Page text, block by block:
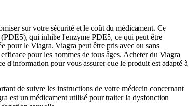
sur votre sécurité et le coût du médicament. Ce
qui inhibe l'enzyme PDE5, ce qui peut être
pour le Viagra. Viagra peut être pris avec ou sans
pour les hommes de tous âges. Acheter du Viagra
d'information pour vous assurer que le produit est adapté à
de suivre les instructions de votre médecin concernant
est un médicament utilisé pour traiter la dysfonction